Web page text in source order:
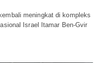
meningkat di kompleks
Israel Itamar Ben-Gvir